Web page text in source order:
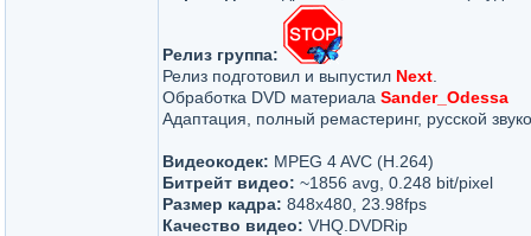
Релиз группа:
Релиз подготовил и выпустил Next
Обработка DVD материала Sander_Odessa
Адаптация, полный ремастеринг, русской
Видеокодек: MPEG 4 AVC (H.264)
Битрейт видео: ~1856 avg, 0.248 bit/pixel
Размер кадра: 848x480, 23.98fps
Качество видео: VHQ.DVDRip